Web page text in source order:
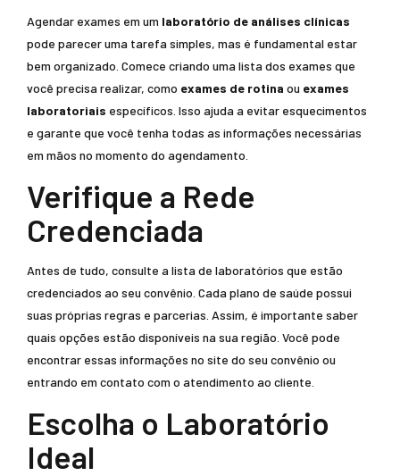
Agendar exames em um laboratório de análises clínicas
pode parecer uma tarefa simples, mas é fundamental estar
bem organizado. Comece criando uma lista dos exames que
você precisa realizar, como exames de rotina ou exames
laboratoriais específicos. Isso ajuda a evitar esquecimentos
e garante que você tenha todas as informações necessárias
em mãos no momento do agendamento.
Verifique a Rede
Credenciada
Antes de tudo, consulte a lista de laboratórios que estão
credenciados ao seu convênio. Cada plano de saúde possui
suas próprias regras e parcerias. Assim, é importante saber
quais opções estão disponíveis na sua região. Você pode
encontrar essas informações no site do seu convênio ou
entrando em contato com o atendimento ao cliente.
Escolha o Laboratório
Ideal